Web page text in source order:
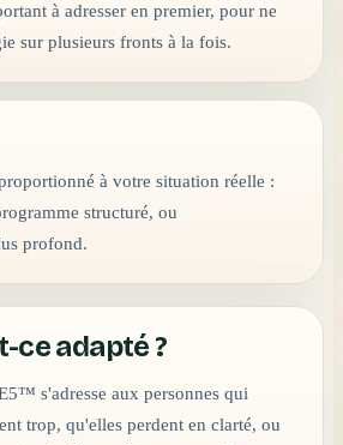
à adresser en premier, pour ne
sur plusieurs fronts à la fois.
à votre situation réelle :
structuré, ou
profond.
ce adapté ?
s'adresse aux personnes qui
trop, qu'elles perdent en clarté, ou